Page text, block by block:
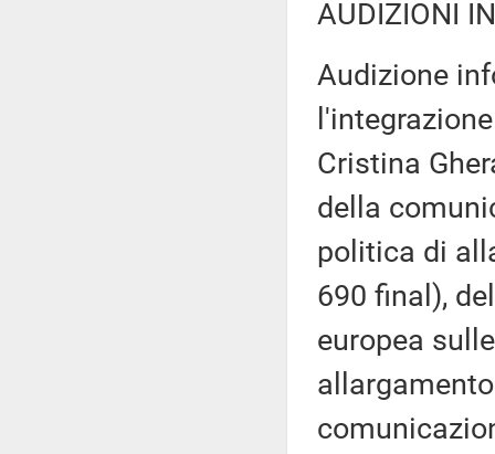
AUDIZIONI
Audizione
Cristina
della
politica di
690 final),
europea